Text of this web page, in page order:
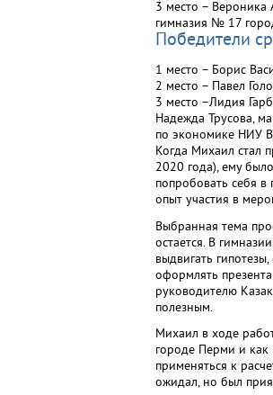
3 место – Вероника
гимназия № 17
Победители
1 место – Борис
2 место – Павел
3 место –Лидия
Надежда Трусова,
по экономике НИУ
Когда Михаил стал
2020 года), ему
попробовать себя в
опыт участия в
Выбранная тема
остается. В
выдвигать
оформлять
руководителю
полезным.
Михаил в ходе
городе Перми и как
применяться к
ожидал, но был